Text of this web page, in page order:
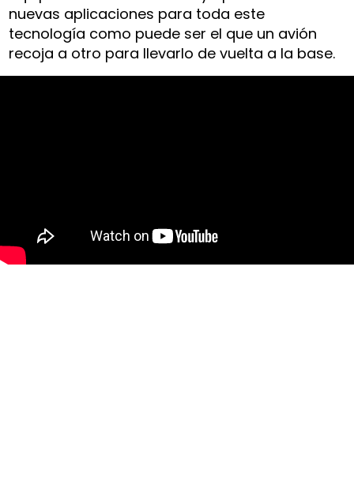
nuevas aplicaciones para toda este
tecnología como puede ser el que un avión
recoja a otro para llevarlo de vuelta a la base.